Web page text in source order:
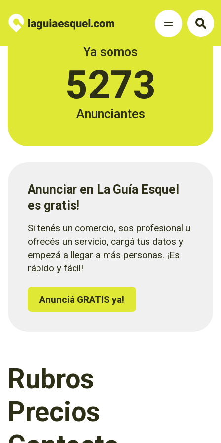
Ya somos
5273
Anunciantes
Anunciar en La Guía Esquel
es gratis!
Si tenés un comercio, sos profesional u
ofrecés un servicio, cargá tus datos y
empezá a llegar a más personas. ¡Es
rápido y fácil!
Anunciá GRATIS ya!
Rubros
Precios